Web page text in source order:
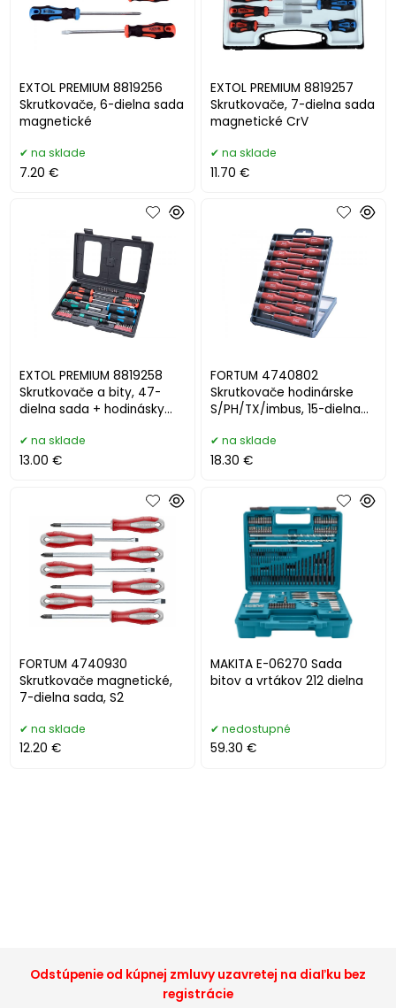
EXTOL PREMIUM 8819256
Skrutkovače, 6-dielna sada
magnetické
na sklade
7.20 €
EXTOL PREMIUM 8819257
Skrutkovače, 7-dielna sada
magnetické CrV
na sklade
11.70 €
EXTOL PREMIUM 8819258
Skrutkovače a bity, 47-
dielna sada + hodinásky
na sklade
13.00 €
FORTUM 4740802
Skrutkovače hodinárske
S/PH/TX/imbus, 15-dielna
na sklade
18.30 €
FORTUM 4740930
Skrutkovače magnetické,
7-dielna sada, S2
na sklade
12.20 €
MAKITA E-06270 Sada
bitov a vrtákov 212 dielna
nedostupné
59.30 €
Odstúpenie od kúpnej zmluvy uzavretej na diaľku bez
registrácie